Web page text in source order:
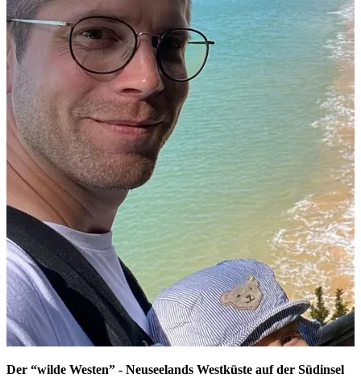
Der “wilde Westen” - Neuseelands Westküste auf der Südinsel